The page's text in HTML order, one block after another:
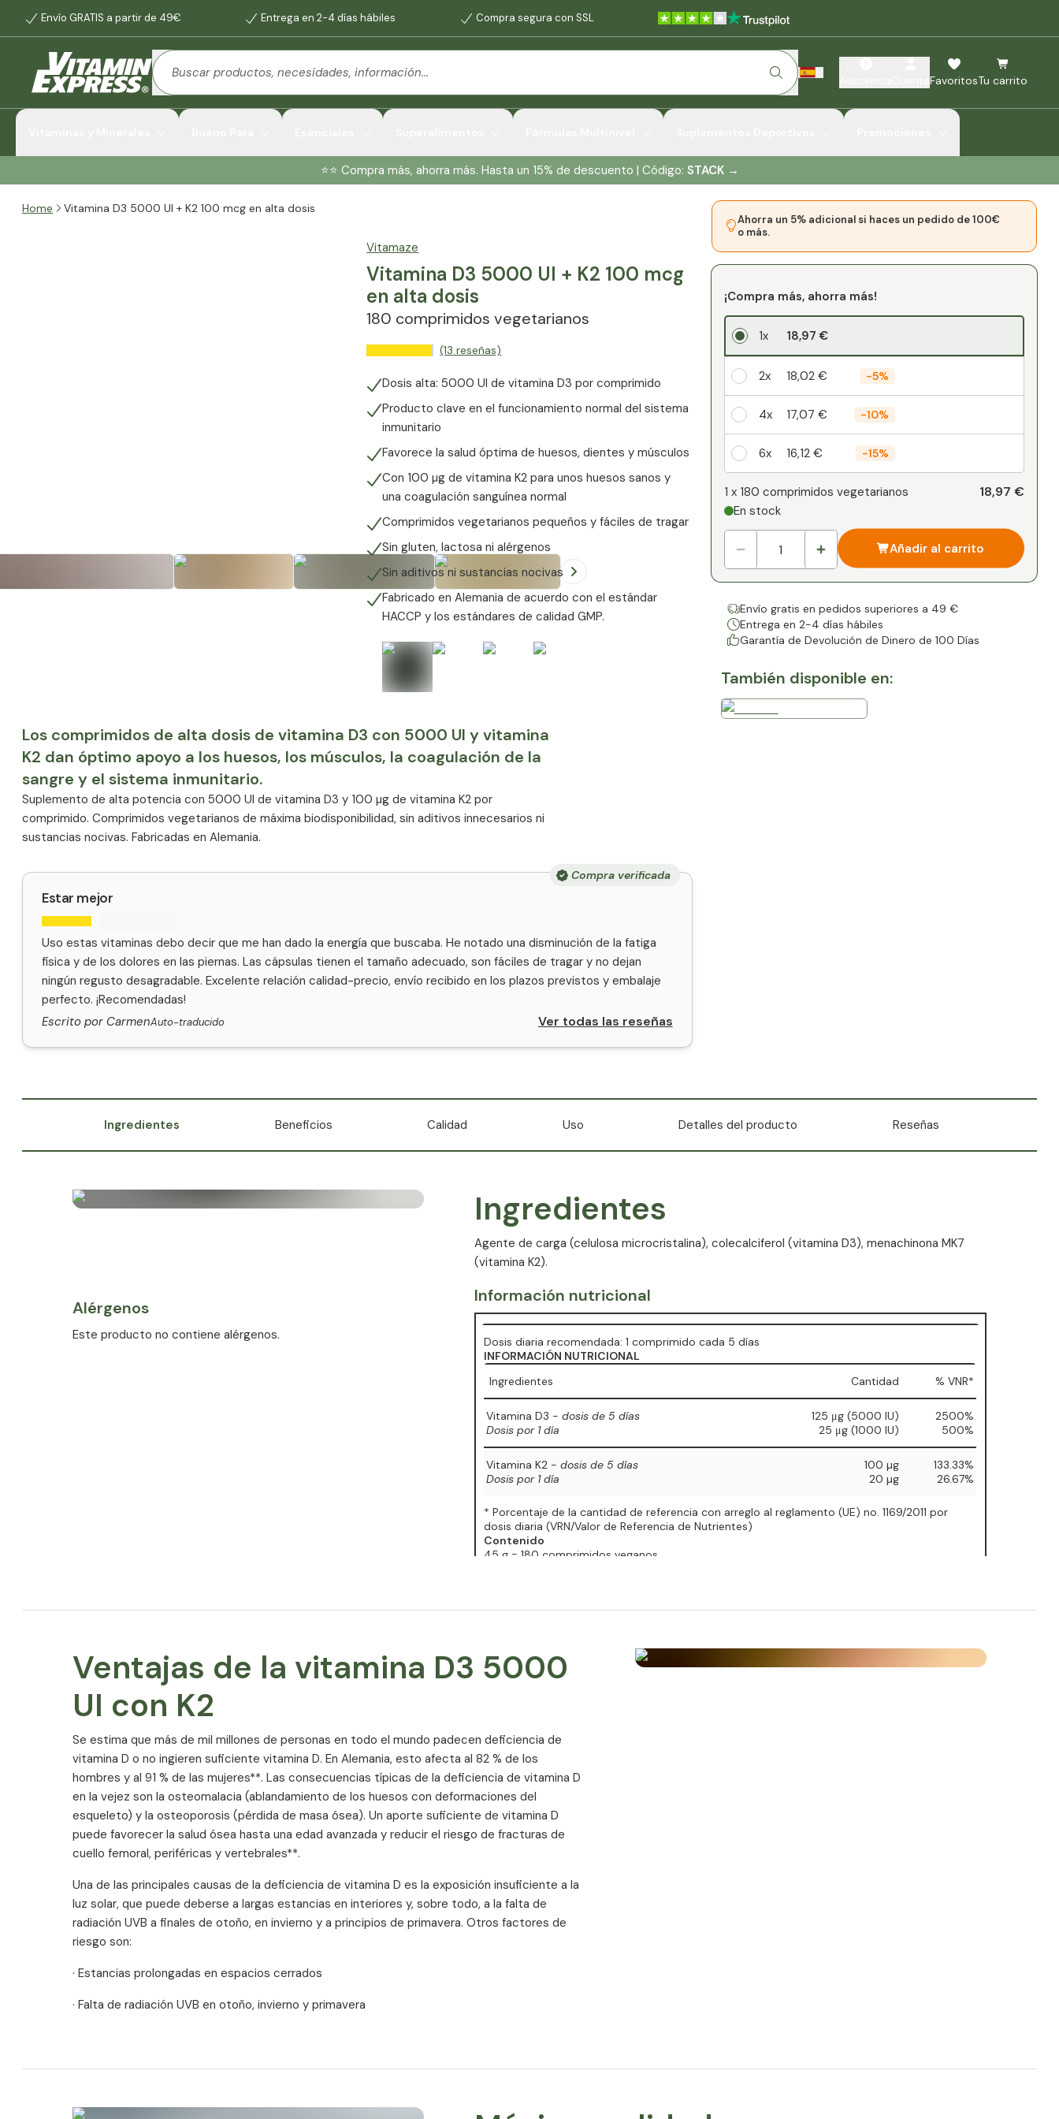
Envío GRATIS a partir de 49€ Entrega en 2-4 días hábiles Compra segura con SSL
FavoritosTu carrito
⭐️⭐️ Compra más, ahorra más. Hasta un 15% de descuento | Código: STACK→
Home Vitamina D3 5000 UI + K2 100 mcg en alta dosis
+6
Vitamaze
Vitamina D3 5000 UI + K2 100 mcg
en alta dosis
180 comprimidos vegetarianos
(13 reseñas)
Dosis alta: 5000 UI de vitamina D3 por comprimido
Producto clave en el funcionamiento normal del sistema
inmunitario
Favorece la salud óptima de huesos, dientes y músculos
Con 100 µg de vitamina K2 para unos huesos sanos y
una coagulación sanguínea normal
Comprimidos vegetarianos pequeños y fáciles de tragar
Sin gluten, lactosa ni alérgenos
Sin aditivos ni sustancias nocivas
Fabricado en Alemania de acuerdo con el estándar
HACCP y los estándares de calidad GMP.
Ahorra un 5% adicional si haces un pedido de 100€
o más.
¡Compra más, ahorra más!
1x 18,97 €
2x 18,02 € -5%
4x 17,07 € -10%
6x 16,12 € -15%
Su descuento personal
1x
1 x 180 comprimidos vegetarianos
En stock
18,97 €
Añadir al carrito
Envío gratis en pedidos superiores a 49 €
Entrega en 2-4 días hábiles
Garantía de Devolución de Dinero de 100 Días
También disponible en:
Los comprimidos de alta dosis de vitamina D3 con 5000 UI y vitamina
K2 dan óptimo apoyo a los huesos, los músculos, la coagulación de la
sangre y el sistema inmunitario.
Suplemento de alta potencia con 5000 UI de vitamina D3 y 100 µg de vitamina K2 por
comprimido. Comprimidos vegetarianos de máxima biodisponibilidad, sin aditivos innecesarios ni
sustancias nocivas. Fabricadas en Alemania.
Compra verificada
Estar mejor
Uso estas vitaminas debo decir que me han dado la energía que buscaba. He notado una disminución de la fatiga
física y de los dolores en las piernas. Las cápsulas tienen el tamaño adecuado, son fáciles de tragar y no dejan
ningún regusto desagradable. Excelente relación calidad-precio, envío recibido en los plazos previstos y embalaje
perfecto. ¡Recomendadas!
Escrito por CarmenAuto-traducido Ver todas las reseñas
Ingredientes Beneficios Calidad Uso Detalles del producto Reseñas
Ingredientes
Agente de carga (celulosa microcristalina), colecalciferol (vitamina D3), menachinona MK7
(vitamina K2).
Alérgenos
Este producto no contiene alérgenos.
Información nutricional
Dosis diaria recomendada: 1 comprimido cada 5 días
INFORMACIÓN NUTRICIONAL
Ingredientes
Cantidad % VNR*
Vitamina D3 - dosis de 5 días
Dosis por 1 día
125 μg (5000 IU)
25 μg (1000 IU)
2500%
500%
Vitamina K2 - dosis de 5 días
Dosis por 1 día
100 µg
20 µg
133.33%
26.67%
* Porcentaje de la cantidad de referencia con arreglo al reglamento (UE) no. 1169/2011 por
dosis diaria (VRN/Valor de Referencia de Nutrientes)
Contenido
45 g = 180 comprimidos veganos
Ventajas de la vitamina D3 5000
UI con K2
Se estima que más de mil millones de personas en todo el mundo padecen deficiencia de
vitamina D o no ingieren suficiente vitamina D. En Alemania, esto afecta al 82 % de los
hombres y al 91 % de las mujeres**. Las consecuencias típicas de la deficiencia de vitamina D
en la vejez son la osteomalacia (ablandamiento de los huesos con deformaciones del
esqueleto) y la osteoporosis (pérdida de masa ósea). Un aporte suficiente de vitamina D
puede favorecer la salud ósea hasta una edad avanzada y reducir el riesgo de fracturas de
cuello femoral, periféricas y vertebrales**.
Una de las principales causas de la deficiencia de vitamina D es la exposición insuficiente a la
luz solar, que puede deberse a largas estancias en interiores y, sobre todo, a la falta de
radiación UVB a finales de otoño, en invierno y a principios de primavera. Otros factores de
riesgo son:
· Estancias prolongadas en espacios cerrados
· Falta de radiación UVB en otoño, invierno y primavera
· Uso de protectores solares